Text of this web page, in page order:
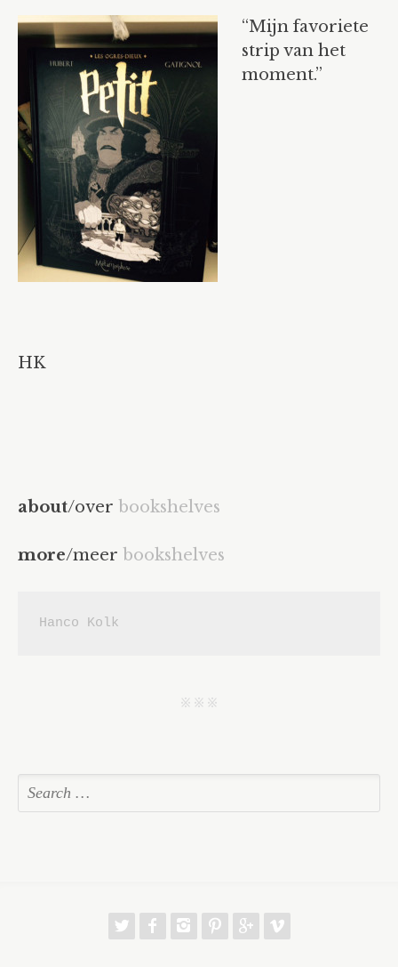
“Mijn favoriete
strip van het
moment.”
HK
about/over bookshelves
more/meer bookshelves
Hanco Kolk
j j j
w f h p g v